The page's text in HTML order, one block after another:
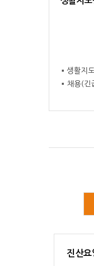
생활지
채용(긴
진산요